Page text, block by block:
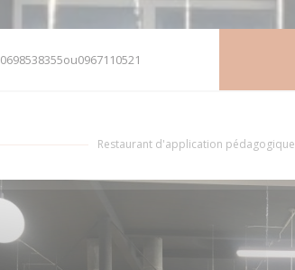
0698538355ou0967110521
Restaurant d'application pédagogique